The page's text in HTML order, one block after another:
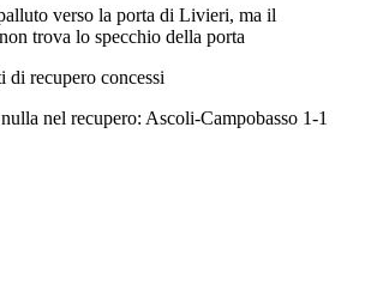
verso la porta di Livieri, ma il
trova lo specchio della porta
di recupero concessi
nel recupero: Ascoli-Campobasso 1-1